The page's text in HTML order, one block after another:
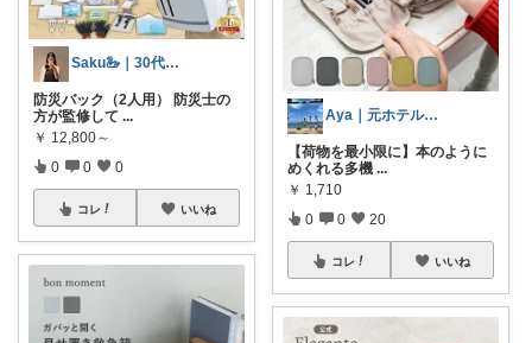
Saku🦢｜30代ワーママ
防災バック（2人用） 防災士の
方が監修して ...
￥ 12,800～
0 0 0
コレ いいね
Aya｜元ホテルマン×旅好き
​【荷物を最小限に】本のように
めくれる多機 ...
￥ 1,710
0 0 20
コレ いいね